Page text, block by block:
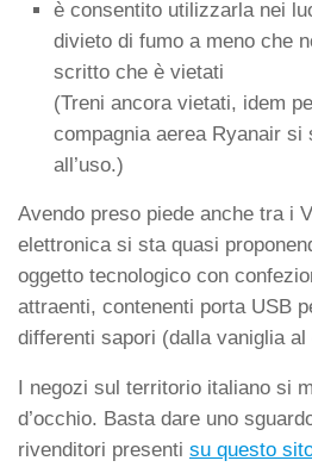
è consentito utilizzarla nei
divieto di fumo a meno che
scritto che è vietati
(Treni ancora vietati, idem
compagnia aerea Ryanair si
all’uso.)
Avendo preso piede anche tra i
elettronica si sta quasi
oggetto tecnologico con
attraenti, contenenti porta USB
differenti sapori (dalla vaniglia al
I negozi sul territorio italiano si
d’occhio. Basta dare uno
rivenditori presenti su questo